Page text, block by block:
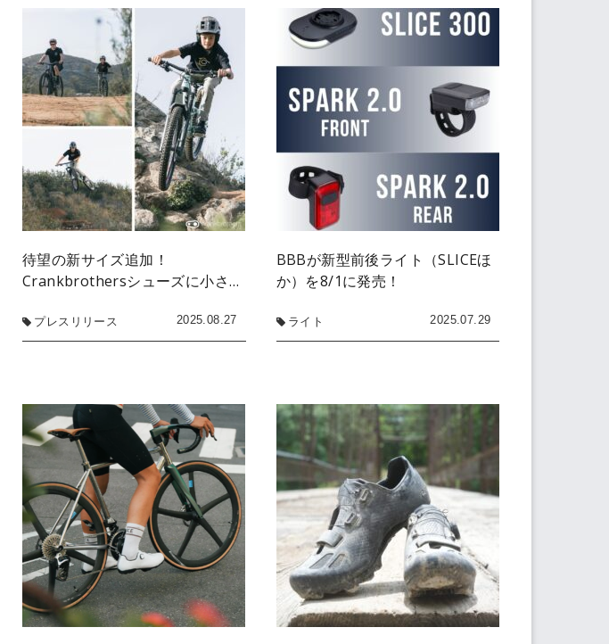
待望の新サイズ追加！
Crankbrothersシューズに小さ…
プレスリリース 2025.08.27
BBBが新型前後ライト（SLICEほ
か）を8/1に発売！
ライト 2025.07.29